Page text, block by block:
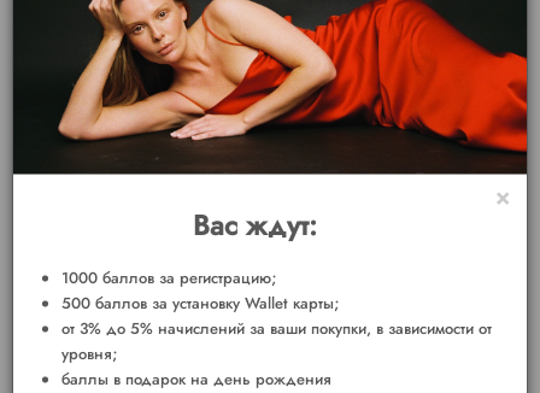
×
Вас ждут:
1000 баллов за регистрацию;
500 баллов за установку Wallet карты;
от 3% до 5% начислений за ваши покупки, в зависимости от
уровня;
баллы в подарок на день рождения